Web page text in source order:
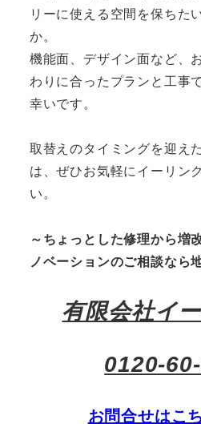
リーに使える空間を保ちた
か。
機能面、デザイン面など、
わりに合ったプランと工事
幸いです。
取替えのタイミングを迎え
は、ぜひお気軽にイーリン
い。
～ちょっとした修理から増
ノベーションのご相談なら
有限会社イ
0120-
お問合せはこ